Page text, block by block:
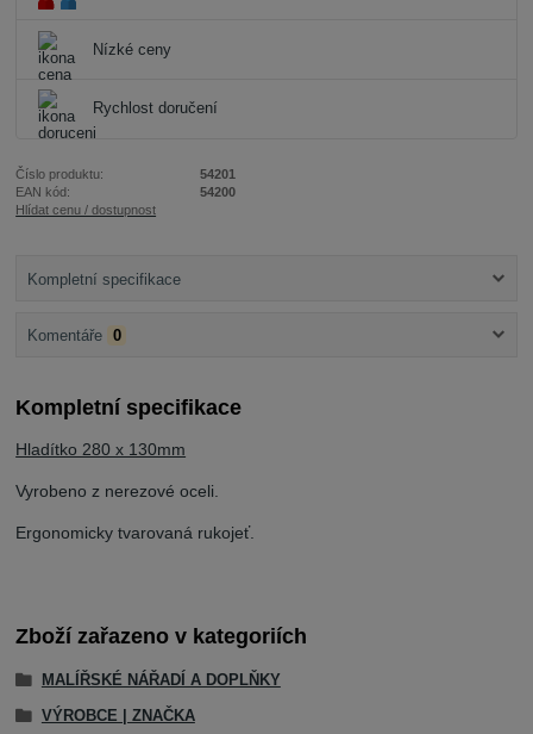
Nízké ceny
Rychlost doručení
Číslo produktu:
54201
EAN kód:
54200
Hlídat cenu / dostupnost
Kompletní specifikace
Komentáře 0
Kompletní specifikace
Hladítko 280 x 130mm
Vyrobeno z nerezové oceli.
Ergonomicky tvarovaná rukojeť.
Zboží zařazeno v kategoriích
MALÍŘSKÉ NÁŘADÍ A DOPLŇKY
VÝROBCE | ZNAČKA